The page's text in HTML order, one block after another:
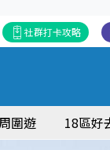
社群打卡攻略
圍遊 18區好